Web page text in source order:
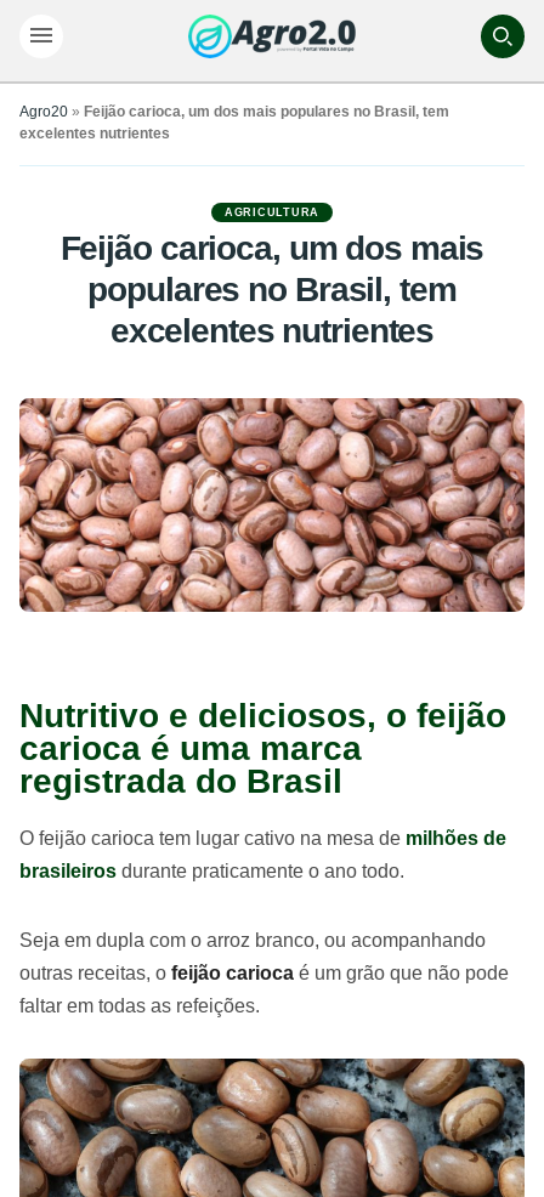
Agro20 » Feijão carioca, um dos mais populares no Brasil, tem
excelentes nutrientes
AGRICULTURA
Feijão carioca, um dos mais
populares no Brasil, tem
excelentes nutrientes
Nutritivo e deliciosos, o feijão
carioca é uma marca
registrada do Brasil
O feijão carioca tem lugar cativo na mesa de milhões de
brasileiros durante praticamente o ano todo.
Seja em dupla com o arroz branco, ou acompanhando
outras receitas, o feijão carioca é um grão que não pode
faltar em todas as refeições.